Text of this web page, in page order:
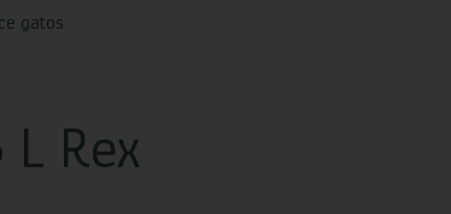
gatos
Rex